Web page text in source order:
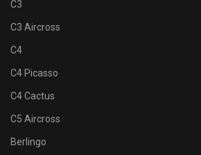
C3
C3 Aircross
C4
C4 Picasso
C4 Cactus
C5 Aircross
Berlingo